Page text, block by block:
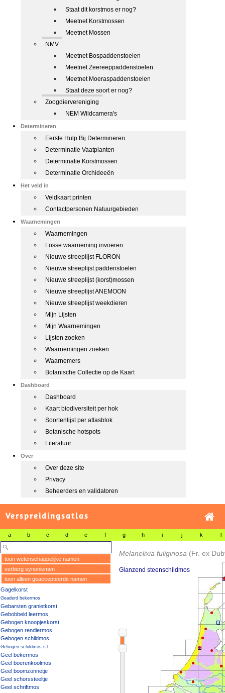
Staat dit korstmos er nog?
Meetnet Korstmossen
Meetnet Mossen
NMV
Meetnet Bospaddenstoelen
Meetnet Zeereeppaddenstoelen
Meetnet Moeraspaddenstoelen
Staat deze soort er nog?
Zoogdiervereniging
NEM Wildcamera's
Determineren
Eerste Hulp Bij Determineren
Determinatie Vaatplanten
Determinatie Korstmossen
Determinatie Orchideeën
Het veld in
Veldkaart printen
Contactpersonen Natuurgebieden
Waarnemingen
Waarnemingen
Losse waarneming invoeren
Nieuwe streeplijst FLORON
Nieuwe streeplijst paddenstoelen
Nieuwe streeplijst (korst)mossen
Nieuwe streeplijst ANEMOON
Nieuwe streeplijst weekdieren
Mijn Lijsten
Mijn Waarnemingen
Lijsten zoeken
Waarnemingen zoeken
Waarnemers
Botanische Collectie op de Kaart
Dashboard
Dashboard
Kaart biodiversiteit per hok
Soortenlijst per atlasblok
Botanische hotspots
Literatuur
Over
Over deze site
Privacy
Beheerders en validatoren
Verspreidingsatlas
a b c d e f g h i j k l
toon wetenschappelijke namen
verberg synoniemen
toon alleen geaccepteerde namen
Gagelkorst
Geaderd bekermos
Gebarsten granietkorst
Gebobbeld leermos
Gebogen knoopjeskorst
Gebogen rendiermos
Gebogen schildmos
Gebogen schildmos s.l.
Geel bekermos
Geel boerenkoolmos
Geel boomzonnetje
Geel schorssteeltje
Geel schriftmos
Melanelixia fuliginosa (Fr. ex
Glanzend steenschildmos